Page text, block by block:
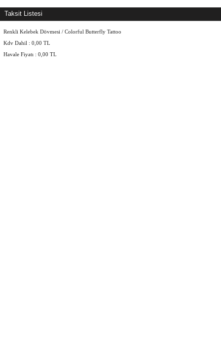
Taksit Listesi
Renkli Kelebek Dövmesi / Colorful Butterfly Tattoo
Kdv Dahil : 0,00 TL
Havale Fiyatı : 0,00 TL